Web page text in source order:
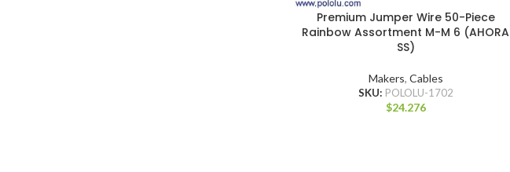
Premium Jumper Wire 50-Piece
Rainbow Assortment M-M 6 (AHORA
SS)
Makers, Cables
SKU: POLOLU-1702
$24.276